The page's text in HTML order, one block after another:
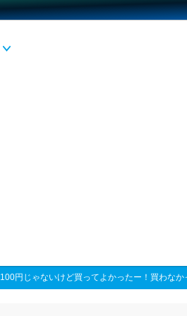
100円じゃないけど買ってよかったー！買わな